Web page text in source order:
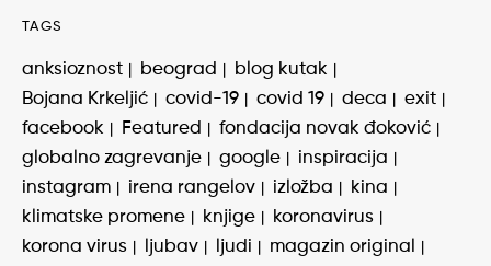
TAGS
anksioznost beograd
blog kutak
Bojana Krkeljić
covid-19 covid 19 deca
exit
facebook
Featured
fondacija novak đoković
globalno zagrevanje
google
inspiracija
instagram
irena rangelov izložba
kina
klimatske promene
knjige
koronavirus
korona virus
ljubav ljudi
magazin original